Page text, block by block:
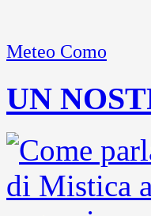
Meteo Como
UN